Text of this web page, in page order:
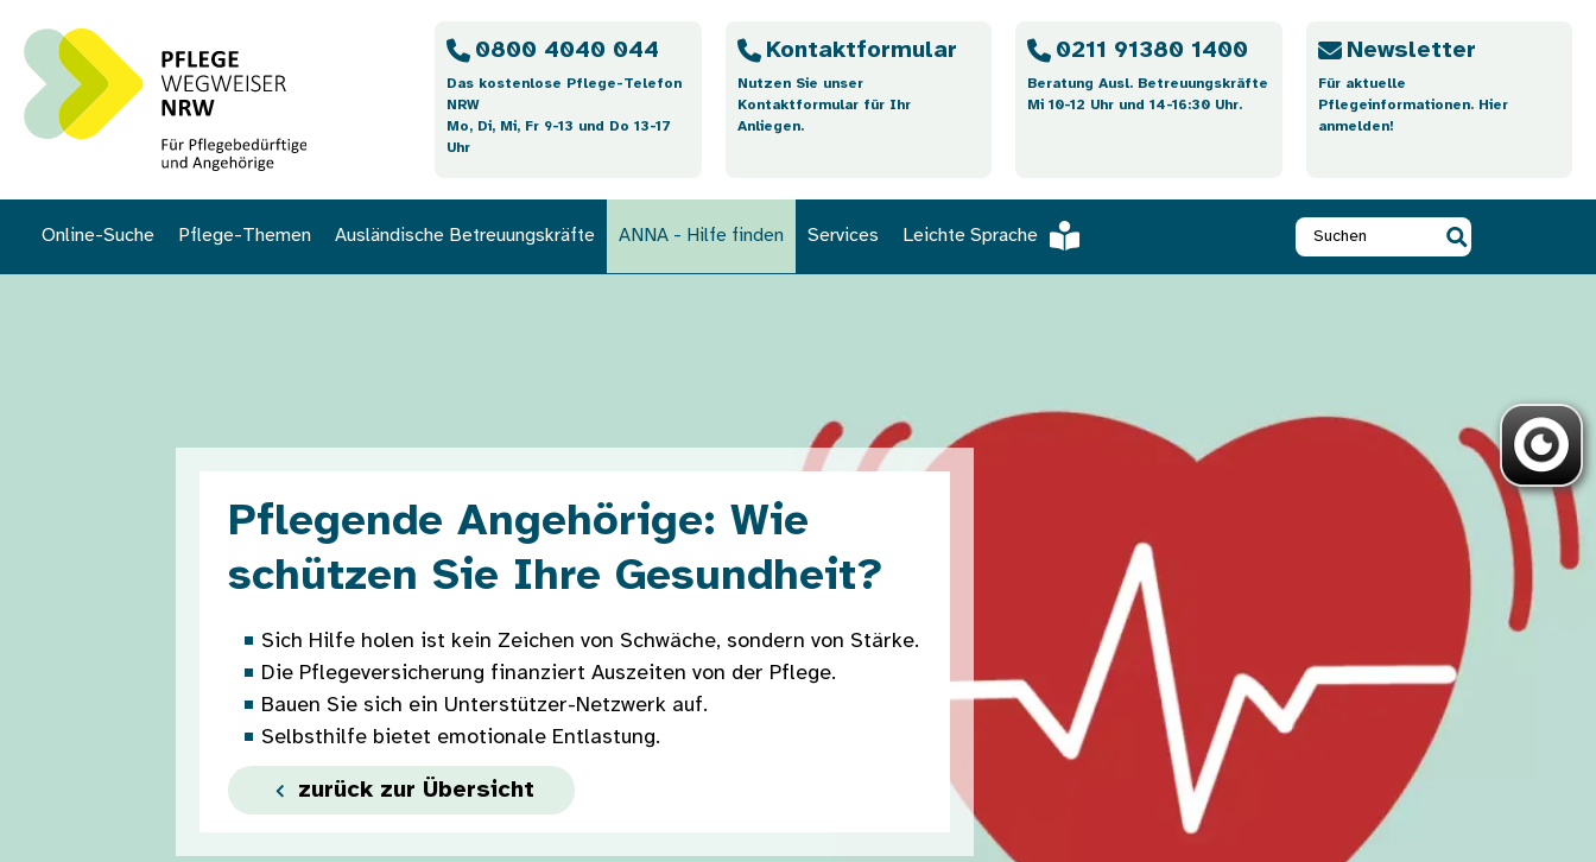
Direkt zum Inhalt
0800 4040 044
Das kostenlose Pflege-Telefon
NRW
Mo, Di, Mi, Fr 9-13 und Do 13-17
Uhr
Kontaktformular
Nutzen Sie unser
Kontaktformular für Ihr
Anliegen.
0211 91380 1400
Beratung Ausl. Betreuungskräfte
Mi 10-12 Uhr und 14-16:30 Uhr.
Newsletter
Für aktuelle
Pflegeinformationen. Hier
anmelden!
Online-Suche Pflege-Themen Ausländische Betreuungskräfte ANNA - Hilfe finden Services Leichte Sprache
Pflegende Angehörige: Wie
schützen Sie Ihre Gesundheit?
Sich Hilfe holen ist kein Zeichen von Schwäche, sondern von Stärke.
Die Pflegeversicherung finanziert Auszeiten von der Pflege.
Bauen Sie sich ein Unterstützer-Netzwerk auf.
Selbsthilfe bietet emotionale Entlastung.
zurück zur Übersicht